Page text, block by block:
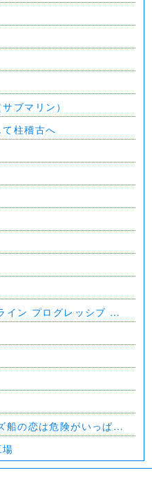
ブマリン）
て柱稽古へ
イン プログレッシブ 星
船の恋は危険がいっぱ